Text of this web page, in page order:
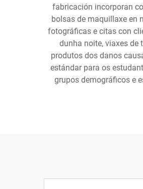
fabricación incorporan
bolsas de maquillaxe en
fotográficas e citas con
dunha noite, viaxes de
produtos dos danos
estándar para os
grupos demográficos e